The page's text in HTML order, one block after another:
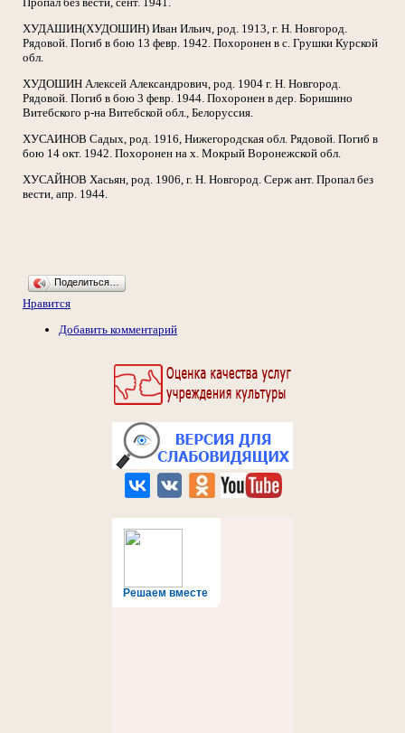
Решаем вместе
ХУДАШИН(ХУДОШИН) Иван Ильич, род. 1913, г. Н. Новгород.
Рядовой. Погиб в бою 13 февр. 1942. Похоронен в с. Грушки Курской
обл.
ХУДОШИН Алексей Александрович, род. 1904 г. Н. Новгород.
Рядовой. Погиб в бою 3 февр. 1944. Похоронен в дер. Боришино
Витебского р-на Витебской обл., Белоруссия.
ХУСАИНОВ Садых, род. 1916, Нижегородская обл. Рядовой. Погиб в
бою 14 окт. 1942. Похоронен на х. Мокрый Воронежской обл.
ХУСАЙНОВ Хасьян, род. 1906, г. Н. Новгород. Серж ант. Пропал без
вести, апр. 1944.
Поделиться…
Нравится
Добавить комментарий